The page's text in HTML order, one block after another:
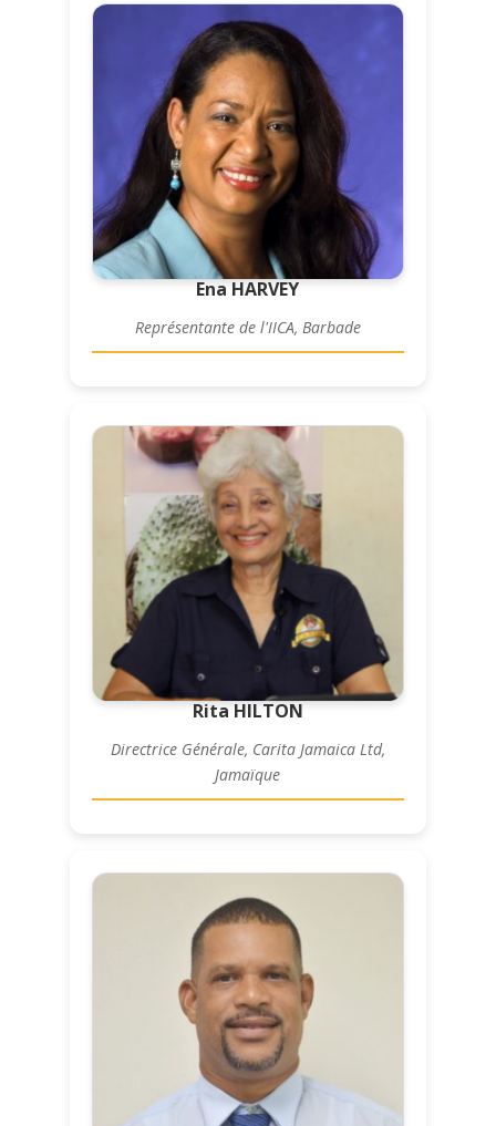
Ena HARVEY
Représentante de l'IICA, Barbade
Rita HILTON
Directrice Générale, Carita Jamaica Ltd,
Jamaïque